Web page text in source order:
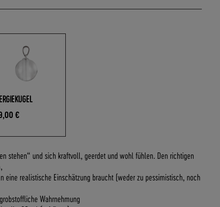
€
stehen“ und sich kraftvoll, geerdet und wohl fühlen. Den richtigen
eine realistische Einschätzung braucht (weder zu pessimistisch, noch
Wahrnehmung